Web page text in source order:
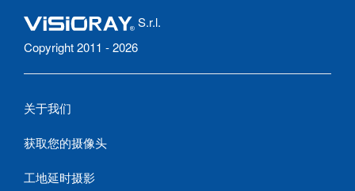
S.r.l.
Copyright 2011 - 2026
关于我们
获取您的摄像头
工地延时摄影